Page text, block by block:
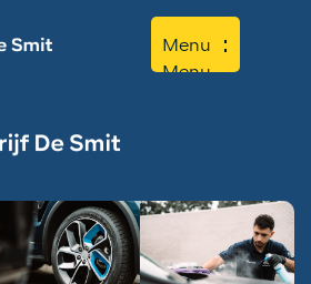
Menu
Menu
Home
Diensten
Werkplaats